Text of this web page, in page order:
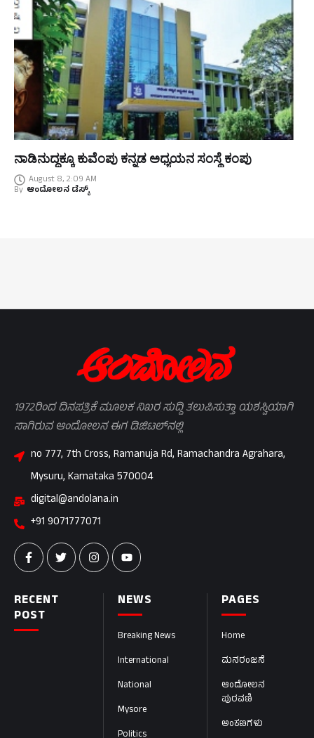
ನಾಡಿನುದ್ದಕ್ಕೂ ಕುವೆಂಪು ಕನ್ನಡ ಅಧ್ಯಯನ ಸಂಸ್ಥೆ ಕಂಪು
August 8, 2:09 AM
By ಆಂದೋಲನ ಡೆಸ್ಕ್
PAGES
Home
ಮನರಂಜನೆ
ಆಂದೋಲನ
ಪುರವಣಿ
ಅಂಕಣಗಳು
NEWS
Breaking News
International
National
Mysore
RECENT
POST
1972ರಿಂದ ದಿನಪತ್ರಿಕೆ ಮೂಲಕ ನಿಖರ ಸುದ್ದಿ ತಲುಪಿಸುತ್ತಾ ಯಶಸ್ವಿಯಾಗಿ
ಸಾಗಿರುವ ಆಂದೋಲನ ಈಗ ಡಿಜಿಟಲ್‌ನಲ್ಲಿ
no 777, 7th Cross, Ramanuja Rd, Ramachandra Agrahara,
Mysuru, Karnataka 570004
digital@andolana.in
+91 9071777071